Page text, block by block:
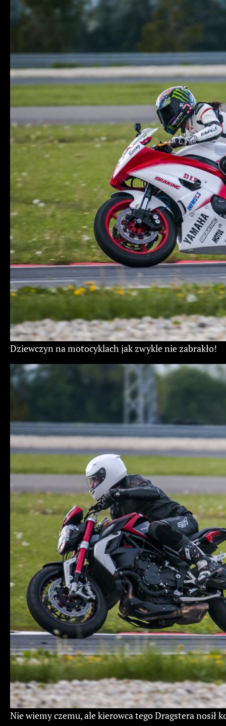
Dziewczyn na motocyklach jak zwykle nie zabrakło!
Nie wiemy czemu, ale kierowca tego Dragstera nosił